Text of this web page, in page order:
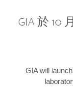
GIA 於 10
GIA will